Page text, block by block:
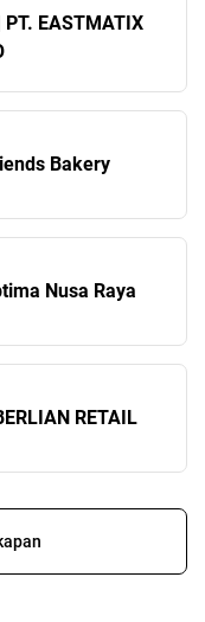
EASTMATIX
Produksi | Friends Bakery
Nusa Raya
RETAIL